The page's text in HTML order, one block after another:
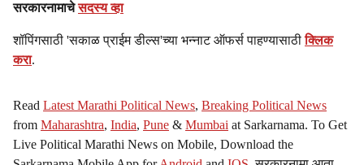
सरकारनामाचेसदस्य व्हा
शॉपिंगसाठी 'सकाळ प्राईम डील्स'च्या भन्नाट ऑफर्स पाहण्यासाठीक्लिक
करा.
Read Latest Marathi Political News, Breaking Political News
from Maharashtra, India, Pune & Mumbai at Sarkarnama. To Get
Live Political Marathi News on Mobile, Download the